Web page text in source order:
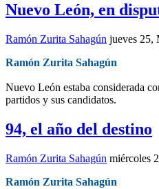
Nuevo León, en
Ramón Zurita Sahagún jueves 25,
Ramón Zurita Sahagún
Nuevo León estaba considerada
partidos y sus candidatos.
94, el año del destino
Ramón Zurita Sahagún miércoles
Ramón Zurita Sahagún